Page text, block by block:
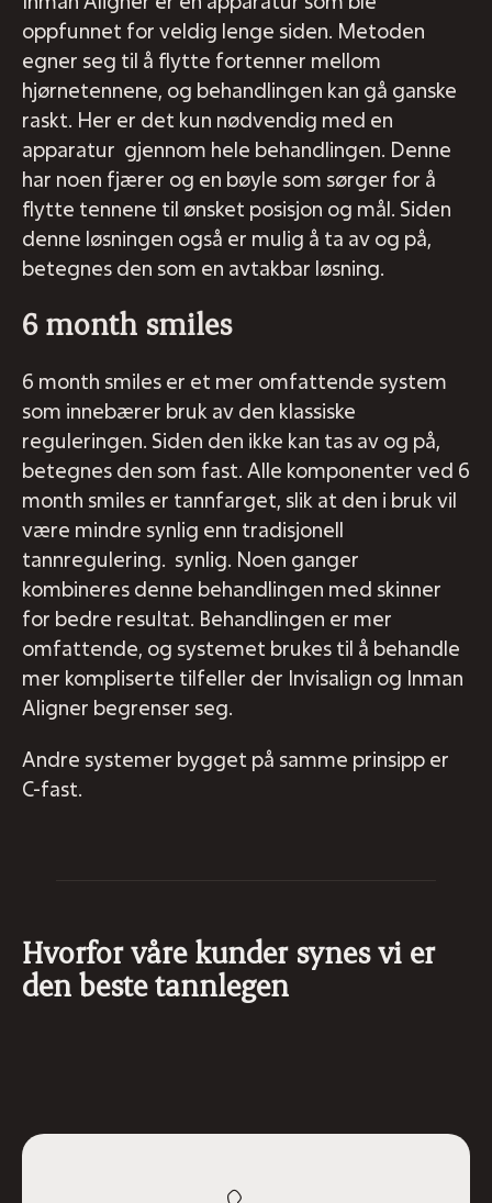
oppfunnet for veldig lenge siden. Metoden
egner seg til å flytte fortenner mellom
hjørnetennene, og behandlingen kan gå ganske
raskt. Her er det kun nødvendig med en
apparatur gjennom hele behandlingen. Denne
har noen fjærer og en bøyle som sørger for å
flytte tennene til ønsket posisjon og mål. Siden
denne løsningen også er mulig å ta av og på,
betegnes den som en avtakbar løsning.
6 month smiles
6 month smiles er et mer omfattende system
som innebærer bruk av den klassiske
reguleringen. Siden den ikke kan tas av og på,
betegnes den som fast. Alle komponenter ved 6
month smiles er tannfarget, slik at den i bruk vil
være mindre synlig enn tradisjonell
tannregulering. synlig. Noen ganger
kombineres denne behandlingen med skinner
for bedre resultat. Behandlingen er mer
omfattende, og systemet brukes til å behandle
mer kompliserte tilfeller der Invisalign og Inman
Aligner begrenser seg.
Andre systemer bygget på samme prinsipp er
C-fast.
Hvorfor våre kunder synes vi er
den beste tannlegen